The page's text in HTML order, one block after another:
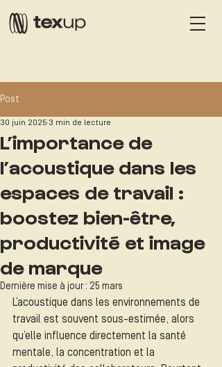
Post
L’importance de
l’acoustique dans les
espaces de travail :
boostez bien-être,
productivité et image
de marque
30 juin 2025 3 min de lecture
Dernière mise à jour : 25 mars
L’acoustique dans les environnements de
travail est souvent sous-estimée, alors
qu’elle influence directement la santé
mentale, la concentration et la